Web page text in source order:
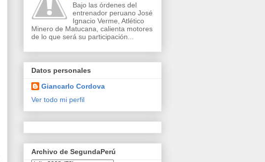
Bajo las órdenes del
entrenador peruano José
Ignacio Verme, Atlético
Minero de Matucana, calienta motores
de lo que será su participación...
Datos personales
Giancarlo Cordova
Ver todo mi perfil
Archivo de SegundaPerú